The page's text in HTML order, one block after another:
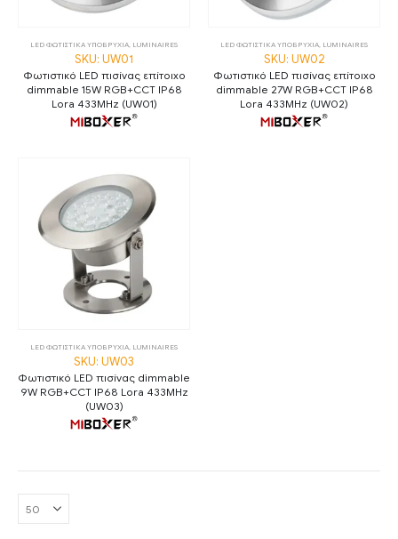
LED ΦΩΤΙΣΤΙΚΑ ΥΠΟΒΡΥΧΙΑ LUMINAIRES
SKU: UW01
Φωτιστικό LED πισίνας επίτοιχο
dimmable 15W RGB+CCT IP68
Lora 433MHz (UW01)
LED ΦΩΤΙΣΤΙΚΑ ΥΠΟΒΡΥΧΙΑ LUMINAIRES
SKU: UW02
Φωτιστικό LED πισίνας επίτοιχο
dimmable 27W RGB+CCT IP68
Lora 433MHz (UW02)
LED ΦΩΤΙΣΤΙΚΑ ΥΠΟΒΡΥΧΙΑ LUMINAIRES
SKU: UW03
Φωτιστικό LED πισίνας dimmable
9W RGB+CCT IP68 Lora 433MHz
(UW03)